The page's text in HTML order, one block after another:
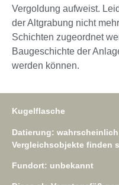
Vergoldung aufweist.
der Altgrabung nicht
Schichten zugeordnet
Baugeschichte der
werden können.
Kugelflasche
Datierung:
Vergleichsobjekte finden
Fundort: unbekannt